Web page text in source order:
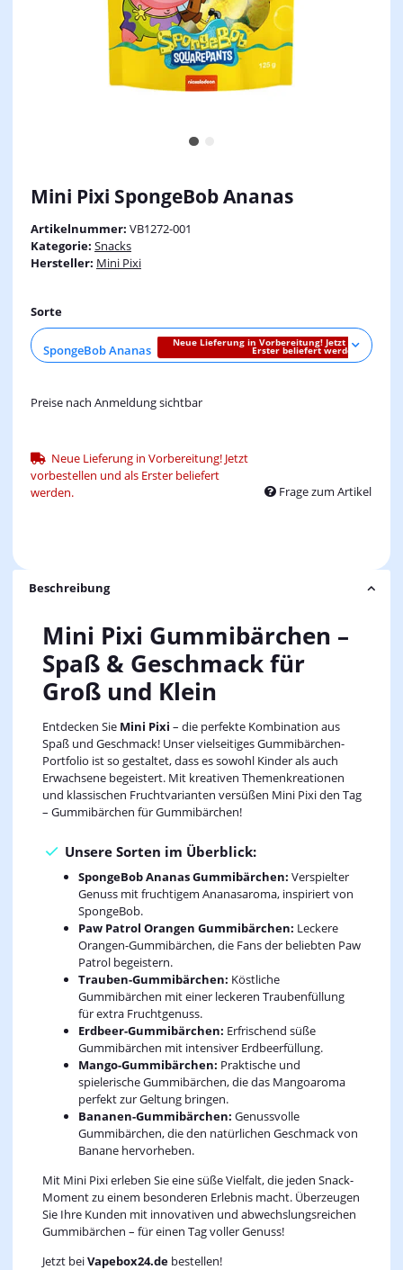
Mini Pixi SpongeBob Ananas
Artikelnummer: VB1272-001
Kategorie: Snacks
Hersteller: Mini Pixi
Sorte
SpongeBob Ananas Neue Lieferung in Vorbereitung! Jetzt
Erster beliefert werden.
Preise nach Anmeldung sichtbar
Neue Lieferung in Vorbereitung! Jetzt
vorbestellen und als Erster beliefert
werden.
Frage zum Artikel
Beschreibung
Mini Pixi Gummibärchen –
Spaß & Geschmack für
Groß und Klein
Entdecken Sie Mini Pixi – die perfekte Kombination aus
Spaß und Geschmack! Unser vielseitiges Gummibärchen-
Portfolio ist so gestaltet, dass es sowohl Kinder als auch
Erwachsene begeistert. Mit kreativen Themenkreationen
und klassischen Fruchtvarianten versüßen Mini Pixi den Tag
– Gummibärchen für Gummibärchen!
Unsere Sorten im Überblick:
SpongeBob Ananas Gummibärchen: Verspielter
Genuss mit fruchtigem Ananasaroma, inspiriert von
SpongeBob.
Paw Patrol Orangen Gummibärchen: Leckere
Orangen-Gummibärchen, die Fans der beliebten Paw
Patrol begeistern.
Trauben-Gummibärchen: Köstliche
Gummibärchen mit einer leckeren Traubenfüllung
für extra Fruchtgenuss.
Erdbeer-Gummibärchen: Erfrischend süße
Gummibärchen mit intensiver Erdbeerfüllung.
Mango-Gummibärchen: Praktische und
spielerische Gummibärchen, die das Mangoaroma
perfekt zur Geltung bringen.
Bananen-Gummibärchen: Genussvolle
Gummibärchen, die den natürlichen Geschmack von
Banane hervorheben.
Mit Mini Pixi erleben Sie eine süße Vielfalt, die jeden Snack-
Moment zu einem besonderen Erlebnis macht. Überzeugen
Sie Ihre Kunden mit innovativen und abwechslungsreichen
Gummibärchen – für einen Tag voller Genuss!
Jetzt beiVapebox24.debestellen!